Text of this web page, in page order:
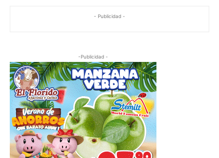
- Publicidad -
-Publicidad -